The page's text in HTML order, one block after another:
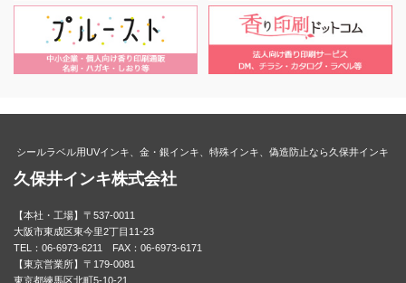
シールラベル用UVインキ、金・銀インキ、特殊インキ、偽造防止なら久保井インキ
久保井インキ株式会社
【本社・工場】〒537-0011
大阪市東成区東今里2丁目11-23
TEL：06-6973-6211 FAX：06-6973-6171
【東京営業所】〒179-0081
東京都練馬区北町5-10-21